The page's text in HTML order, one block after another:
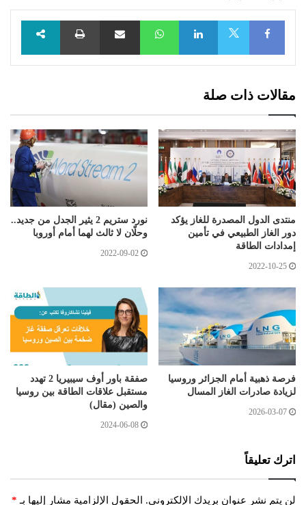
Facebook
LinkedIn
WhatsAppمشاركة عبر البريد طباعة
مقالات ذات صلة
منتدى الدول المصدرة للغاز يؤكد
دور الغاز الطبيعي في تأمين
إمدادات الطاقة
2022-10-25
نورد ستريم 2 يثير الجدل من جديد..
وحلّان لا ثالث لهما أمام أوروبا
2022-09-02
فرصة ذهبية أمام الجزائر وروسيا
لزيادة صادرات الغاز المسال
2026-03-07
صفقة باور أوف سيبيريا 2 تهدد
مستقبل علاقات الطاقة بين روسيا
والصين (مقال)
2024-06-08
اترك تعليقاً
لن يتم نشر عنوان بريدك الإلكتروني. الحقول الإلزامية مشار إليها بـ *